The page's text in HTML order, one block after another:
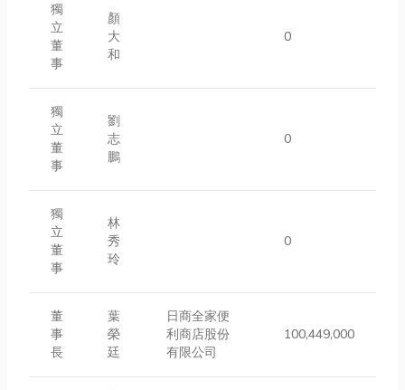
獨
立
董
事
顏
大
和
0
獨
立
董
事
劉
志
鵬
0
獨
立
董
事
林
秀
玲
0
董
事
長
葉
榮
廷
日商全家便
利商店股份
有限公司
100,449,000